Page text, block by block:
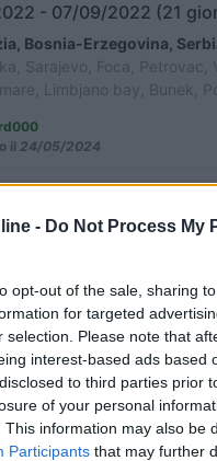
- Do Not Process My
opt-out of the sale, sharing
for targeted
selection. Please note that
interest-based ads based
to third parties prior
of your personal
This information may also be
Participants that may further
- 07/09/2022 (21
Bosnia-Erzegovina,
Sarajevo, Foca, Petrovac,
Limbjano bay, Bunek,
il 24/05/2024
Ksamil, Korce, Kruje,
il02/09/2021